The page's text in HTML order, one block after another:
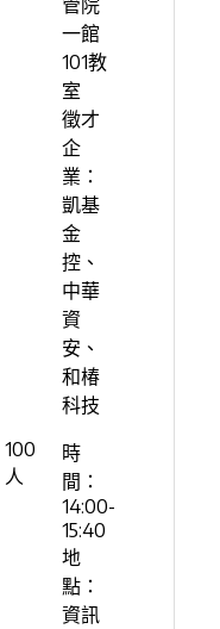
管院
一館
101教
室
徵才
企
業：
凱基
金
控、
中華
資
安、
和椿
科技
100
人
時
間：
14:00-
15:40
地
點：
資訊